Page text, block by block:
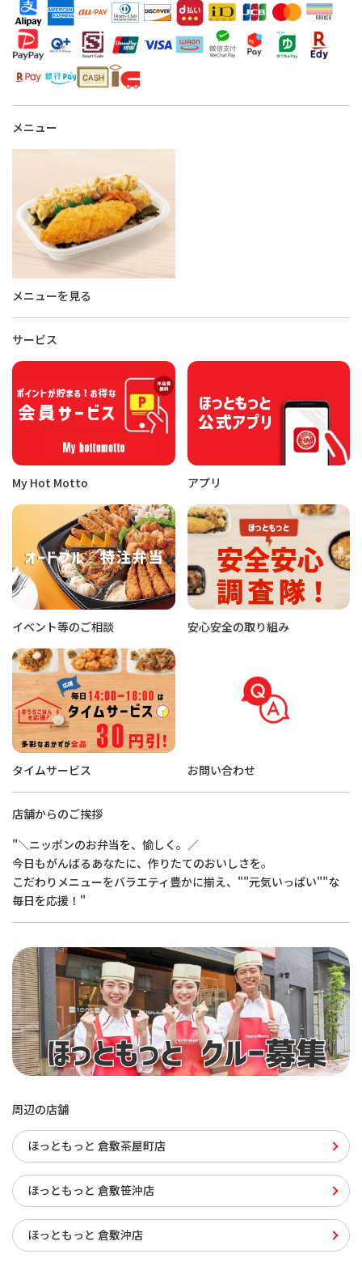
メニュー
メニューを見る
サービス
My Hot Motto アプリ
イベント等のご相談 安心安全の取り組み
タイムサービス お問い合わせ
店舗からのご挨拶
"＼ニッポンのお弁当を、愉しく。／
今日もがんばるあなたに、作りたてのおいしさを。
こだわりメニューをバラエティ豊かに揃え、""元気いっぱい""な
毎日を応援！"
周辺の店舗
ほっともっと 倉敷茶屋町店
ほっともっと 倉敷笹沖店
ほっともっと 倉敷沖店